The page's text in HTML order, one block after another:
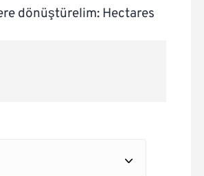
dönüştürelim: Hectares